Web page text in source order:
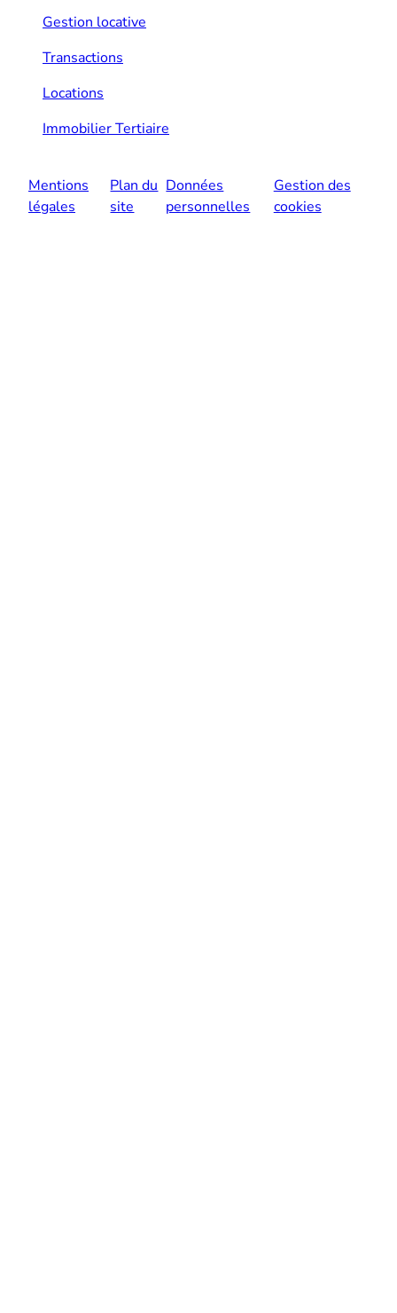
Gestion locative
Transactions
Locations
Immobilier Tertiaire
Mentions
légales
Plan du
site
Données
personnelles
Gestion des
cookies